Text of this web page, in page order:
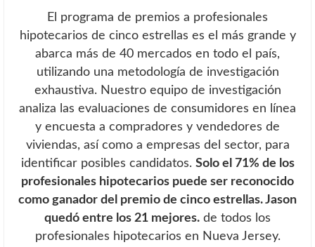
El programa de premios a profesionales
hipotecarios de cinco estrellas es el más grande y
abarca más de 40 mercados en todo el país,
utilizando una metodología de investigación
exhaustiva. Nuestro equipo de investigación
analiza las evaluaciones de consumidores en línea
y encuesta a compradores y vendedores de
viviendas, así como a empresas del sector, para
identificar posibles candidatos. Solo el 71% de los
profesionales hipotecarios puede ser reconocido
como ganador del premio de cinco estrellas. Jason
quedó entre los 21 mejores. de todos los
profesionales hipotecarios en Nueva Jersey.